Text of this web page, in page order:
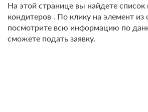
На этой странице вы найдете список
кондитеров . По клику на элемент из
посмотрите всю информацию по
сможете подать заявку.